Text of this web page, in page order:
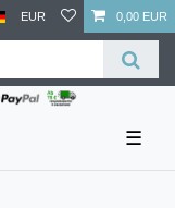
EUR 0,00 EUR
☰